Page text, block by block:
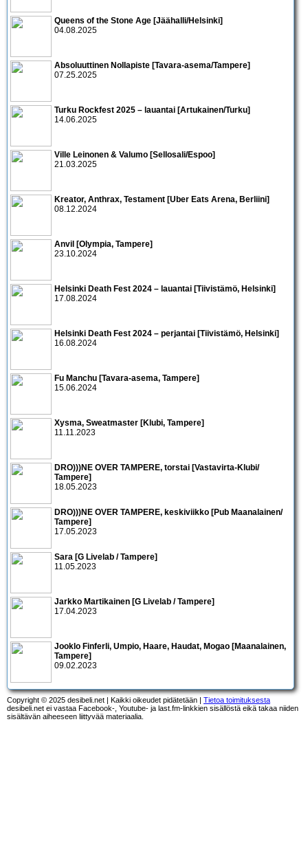
Queens of the Stone Age [Jäähalli/Helsinki]
04.08.2025
Absoluuttinen Nollapiste [Tavara-asema/Tampere]
07.25.2025
Turku Rockfest 2025 – lauantai [Artukainen/Turku]
14.06.2025
Ville Leinonen & Valumo [Sellosali/Espoo]
21.03.2025
Kreator, Anthrax, Testament [Uber Eats Arena, Berliini]
08.12.2024
Anvil [Olympia, Tampere]
23.10.2024
Helsinki Death Fest 2024 – lauantai [Tiivistämö, Helsinki]
17.08.2024
Helsinki Death Fest 2024 – perjantai [Tiivistämö, Helsinki]
16.08.2024
Fu Manchu [Tavara-asema, Tampere]
15.06.2024
Xysma, Sweatmaster [Klubi, Tampere]
11.11.2023
DRO)))NE OVER TAMPERE, torstai [Vastavirta-Klubi/
Tampere]
18.05.2023
DRO)))NE OVER TAMPERE, keskiviikko [Pub Maanalainen/
Tampere]
17.05.2023
Sara [G Livelab / Tampere]
11.05.2023
Jarkko Martikainen [G Livelab / Tampere]
17.04.2023
Jooklo Finferli, Umpio, Haare, Haudat, Mogao [Maanalainen,
Tampere]
09.02.2023
Copyright © 2025 desibeli.net | Kaikki oikeudet pidätetään | Tietoa toimituksesta
desibeli.net ei vastaa Facebook-, Youtube- ja last.fm-linkkien sisällöstä eikä takaa niiden
sisältävän aiheeseen liittyvää materiaalia.